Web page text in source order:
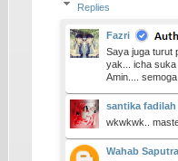
Replies
Fazri
Saya juga turut
yak... icha suka
Amin....
santika fadilah
wkwkwk..
Wahab Saputra